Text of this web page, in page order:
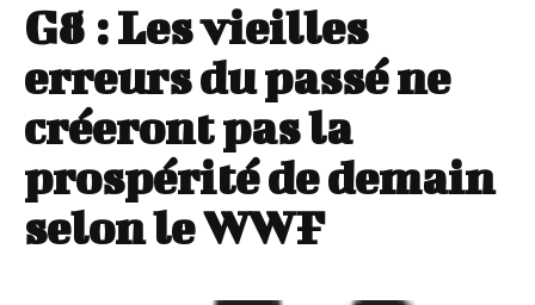
G8 : Les vieilles
erreurs du passé ne
créeront pas la
prospérité de demain
selon le WWF